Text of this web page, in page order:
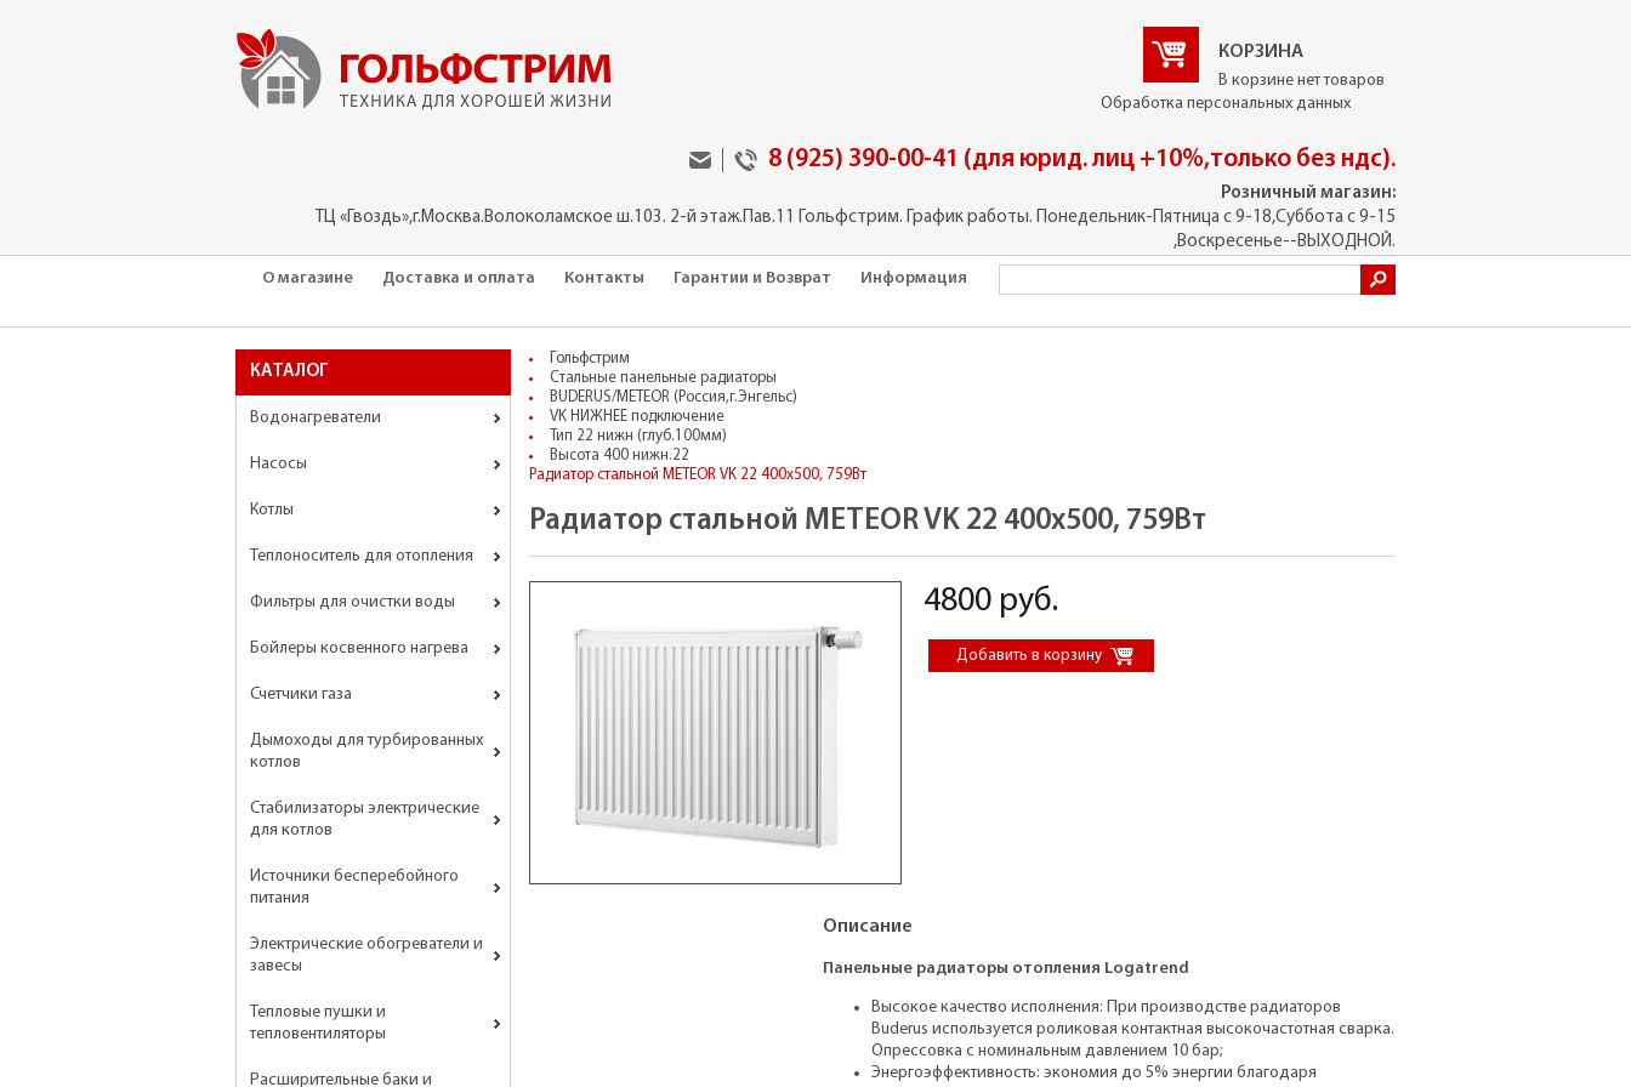
КОРЗИНА
В корзине нет товаров
Обработка персональных данных
8 (925) 390-00-41 (для юрид. лиц +10%,только без ндс).
Розничный магазин:
ТЦ «Гвоздь»,г.Москва.Волоколамское ш.103. 2-й этаж.Пав.11 Гольфстрим. График работы. Понедельник-Пятница с 9-18,Суббота с 9-15
,Воскресенье--ВЫХОДНОЙ.
О магазине
Доставка и оплата Контакты Гарантии и Возврат Информация
КАТАЛОГ
Водонагреватели
Насосы
Котлы
Теплоноситель для отопления
Фильтры для очистки воды
Бойлеры косвенного нагрева
Счетчики газа
Дымоходы для турбированных
котлов
Стабилизаторы электрические
для котлов
Источники бесперебойного
питания
Электрические обогреватели и
завесы
Тепловые пушки и
тепловентиляторы
Расширительные баки и
Гольфстрим
Стальные панельные радиаторы
BUDERUS/METEOR (Россия,г.Энгельс)
VK НИЖНЕЕ подключение
Тип 22 нижн (глуб.100мм)
Высота 400 нижн.22
Радиатор стальной METEOR VK 22 400х500, 759Вт
Радиатор стальной METEOR VK 22 400х500, 759Вт
4800 руб.
Описание
Панельные радиаторы отопления Logatrend
Высокое качество исполнения: При производстве радиаторов
Buderus используется роликовая контактная высокочастотная сварка.
Опрессовка с номинальным давлением 10 бар;
Энергоэффективность: экономия до 5% энергии благодаря